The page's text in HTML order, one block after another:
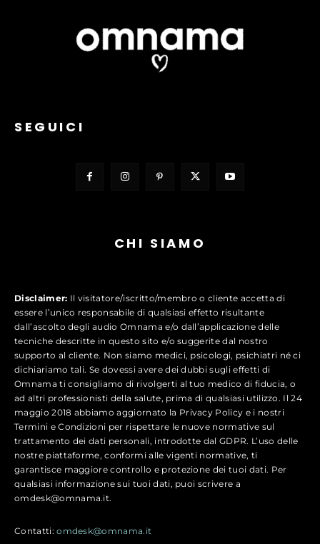
SEGUICI
CHI SIAMO
Disclaimer: Il visitatore/iscritto/membro o cliente accetta di
essere l’unico responsabile di qualsiasi effetto risultante
dall’ascolto degli audio Omnama e/o dall’applicazione delle
tecniche descritte in questo sito e/o suggerite dal nostro
supporto al cliente. Non siamo medici, psicologi, psichiatri né ci
dichiariamo tali. Se dovessi avere dei dubbi sugli effetti di
Omnama ti consigliamo di rivolgerti al tuo medico di fiducia, o
ad altri professionisti della salute, prima di qualsiasi utilizzo. Il 24
maggio 2018 abbiamo aggiornato la Privacy Policy e i nostri
Termini e Condizioni per rispettare le nuove normative sul
trattamento dei dati personali, introdotte dal GDPR. L’uso delle
nostre piattaforme, conformi alle vigenti normative, ti
garantisce maggiore controllo e protezione dei tuoi dati. Per
qualsiasi informazione sui tuoi dati, puoi scrivere a
omdesk@omnama.it.
Contatti:omdesk@omnama.it